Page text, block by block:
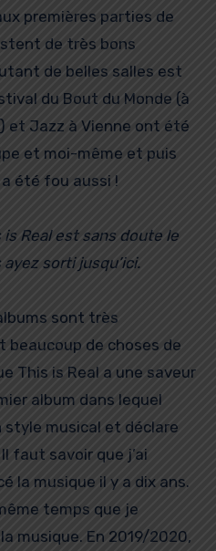
premières parties de
de très bons
de belles salles est
du Bout du Monde (à
et Jazz à Vienne ont été
et moi-même et puis
été fou aussi !
Real est sans doute le
sorti jusqu’ici.
sont très
beaucoup de choses de
This is Real a une saveur
album dans lequel
style musical et déclare
faut savoir que j’ai
la musique il y a dix ans.
temps que je
musique. En 2019/2020,